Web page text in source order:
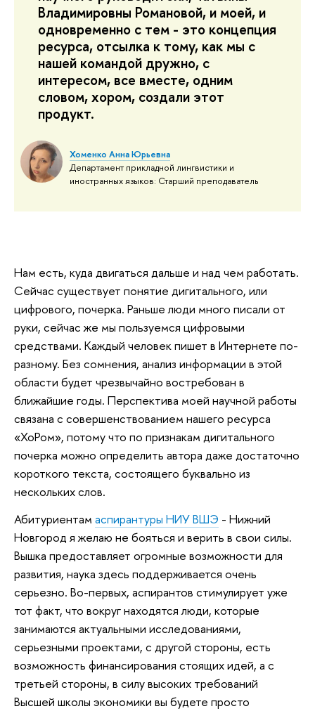
Владимировны Романовой, и моей, и
одновременно с тем - это концепция
ресурса, отсылка к тому, как мы с
нашей командой дружно, с
интересом, все вместе, одним
словом, хором, создали этот
продукт.
Хоменко Анна Юрьевна
Департамент прикладной лингвистики и
иностранных языков: Старший преподаватель
Нам есть, куда двигаться дальше и над чем работать.
Сейчас существует понятие дигитального, или
цифрового, почерка. Раньше люди много писали от
руки, сейчас же мы пользуемся цифровыми
средствами. Каждый человек пишет в Интернете по-
разному. Без сомнения, анализ информации в этой
области будет чрезвычайно востребован в
ближайшие годы. Перспектива моей научной работы
связана с совершенствованием нашего ресурса
«ХоРом», потому что по признакам дигитального
почерка можно определить автора даже достаточно
короткого текста, состоящего буквально из
нескольких слов.
Абитуриентам аспирантуры НИУ ВШЭ - Нижний
Новгород я желаю не бояться и верить в свои силы.
Вышка предоставляет огромные возможности для
развития, наука здесь поддерживается очень
серьезно. Во-первых, аспирантов стимулирует уже
тот факт, что вокруг находятся люди, которые
занимаются актуальными исследованиями,
серьезными проектами, с другой стороны, есть
возможность финансирования стоящих идей, а с
третьей стороны, в силу высоких требований
Высшей школы экономики вы будете просто